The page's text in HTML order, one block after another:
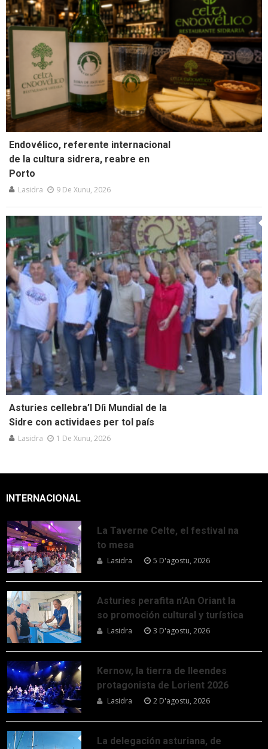
Endovélico, referente internacional
de la cultura sidrera, reabre en
Porto
Lasidra 9 De Xunu, 2026
Asturies cellebra’l Díi Mundial de la
Sidre con actividaes per tol país
Lasidra 1 De Xunu, 2026
INTERNACIONAL
La Taverne Celte, el festival na
to mesa
Lasidra 5 D'agostu, 2026
Asturies perafita n’An Oriant la
so promoción cultural y turística
Lasidra 3 D'agostu, 2026
Kernow, la tierra de lleendes
protagonista de Lorient 2026
Lasidra 2 D'agostu, 2026
La delegación asturiana, de